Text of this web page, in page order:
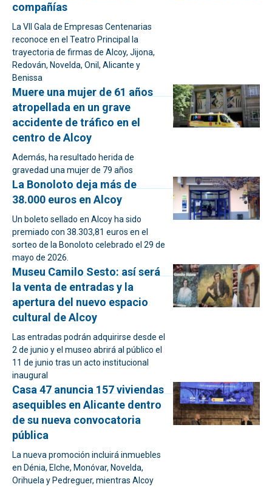
compañías
La VII Gala de Empresas Centenarias
reconoce en el Teatro Principal la
trayectoria de firmas de Alcoy, Jijona,
Redován, Novelda, Onil, Alicante y
Benissa
Muere una mujer de 61 años
atropellada en un grave
accidente de tráfico en el
centro de Alcoy
Además, ha resultado herida de
gravedad una mujer de 79 años
La Bonoloto deja más de
38.000 euros en Alcoy
Un boleto sellado en Alcoy ha sido
premiado con 38.303,81 euros en el
sorteo de la Bonoloto celebrado el 29 de
mayo de 2026.
Museu Camilo Sesto: así será
la venta de entradas y la
apertura del nuevo espacio
cultural de Alcoy
Las entradas podrán adquirirse desde el
2 de junio y el museo abrirá al público el
11 de junio tras un acto institucional
inaugural
Casa 47 anuncia 157 viviendas
asequibles en Alicante dentro
de su nueva convocatoria
pública
La nueva promoción incluirá inmuebles
en Dénia, Elche, Monóvar, Novelda,
Orihuela y Pedreguer, mientras Alcoy